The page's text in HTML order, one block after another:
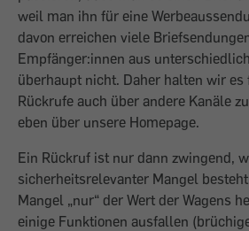
weil man ihn für eine
davon erreichen viele
Empfänger:innen aus
überhaupt nicht. Daher halten wir
Rückrufe auch über andere Kanäle
eben über unsere Homepage.
Ein Rückruf ist nur dann zwingend,
sicherheitsrelevanter Mangel
Mangel „nur“ der Wert der Wagens
einige Funktionen ausfallen